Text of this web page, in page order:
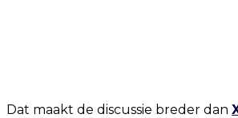
Dat maakt de discussie breder dan